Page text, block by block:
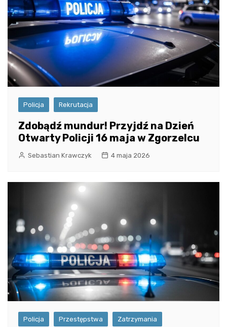
Policja Rekrutacja
Zdobądź mundur! Przyjdź na Dzień
Otwarty Policji 16 maja w Zgorzelcu
Sebastian Krawczyk 4 maja 2026
Policja Przestępstwa Zatrzymania